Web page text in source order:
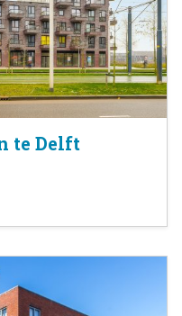
te Delft